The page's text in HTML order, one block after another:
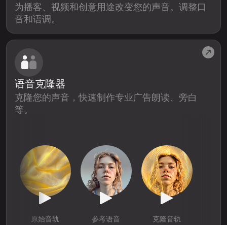
为播客、视频和创意用途改变您的声音。调整口
音和语调。
语音克隆器
克隆您的声音，快速制作专业广告朗读、旁白
等。
原始音轨 参考语音 克隆音轨